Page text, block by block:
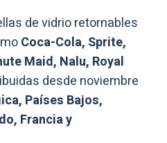
de vidrio retornables
Coca-Cola, Sprite,
Maid, Nalu, Royal
desde noviembre
Países Bajos,
Francia y